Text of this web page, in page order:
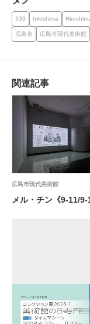
339 hiroshima
広島市 広島市現代美術館
関連記事
広島市現代美術館
メル・チン《9-11/